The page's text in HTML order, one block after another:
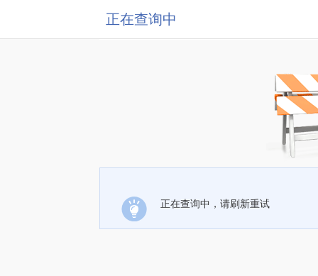
正在查询中
正在查询中，请刷新重试